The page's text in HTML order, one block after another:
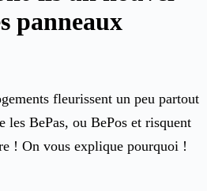
panneaux
fleurissent un peu partout
les BePas, ou BePos et risquent
! On vous explique pourquoi !